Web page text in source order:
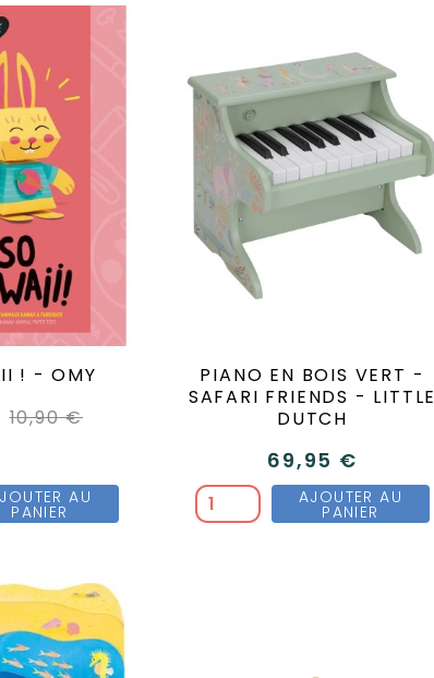
! - OMY
10,90 €
AU
PANIER
PIANO EN BOIS VERT -
SAFARI FRIENDS - LITTLE
DUTCH
69,95 €
AJOUTER AU
PANIER